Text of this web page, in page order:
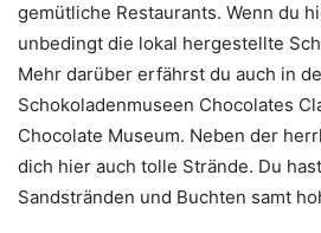
gemütliche Restaurants. Wenn du
unbedingt die lokal hergestellte
Mehr darüber erfährst du auch in
Schokoladenmuseen Chocolates
Chocolate Museum. Neben der
dich hier auch tolle Strände. Du
Sandstränden und Buchten samt